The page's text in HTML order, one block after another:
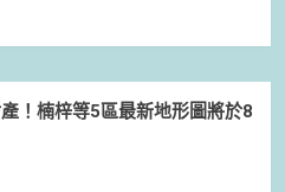
！楠梓等5區最新地形圖將於8